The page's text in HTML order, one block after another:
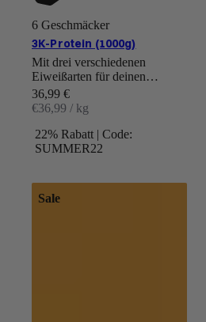
6 Geschmäcker
3K-Protein (1000g)
Mit drei verschiedenen
Eiweißarten für deinen
Muskelaufbau.
Angebot
36,99 €
€36,99 / kg
22% Rabatt | Code:
SUMMER22
Sale